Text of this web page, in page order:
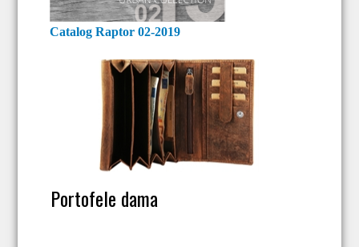
Catalog Raptor 02-2019
Portofele dama